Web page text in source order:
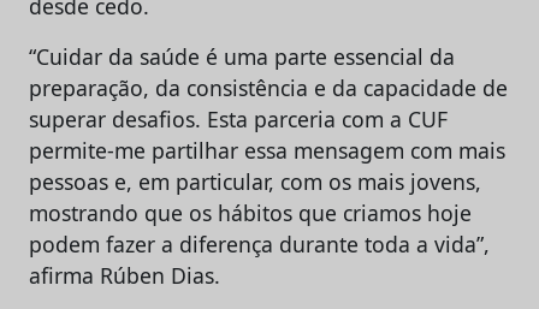
“Cuidar da saúde é uma parte essencial da
preparação, da consistência e da capacidade de
superar desafios. Esta parceria com a CUF
permite-me partilhar essa mensagem com mais
pessoas e, em particular, com os mais jovens,
mostrando que os hábitos que criamos hoje
podem fazer a diferença durante toda a vida”,
afirma Rúben Dias.